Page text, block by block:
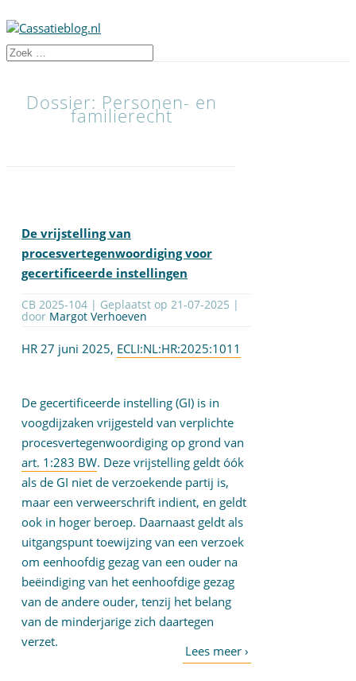
Dossier: Personen- en
familierecht
De vrijstelling van
procesvertegenwoordiging voor
gecertificeerde instellingen
CB 2025-104 | Geplaatst op 21-07-2025 |
door Margot Verhoeven
HR 27 juni 2025, ECLI:NL:HR:2025:1011
De gecertificeerde instelling (GI) is in
voogdijzaken vrijgesteld van verplichte
procesvertegenwoordiging op grond van
art. 1:283 BW. Deze vrijstelling geldt óók
als de GI niet de verzoekende partij is,
maar een verweerschrift indient, en geldt
ook in hoger beroep. Daarnaast geldt als
uitgangspunt toewijzing van een verzoek
om eenhoofdig gezag van een ouder na
beëindiging van het eenhoofdige gezag
van de andere ouder, tenzij het belang
van de minderjarige zich daartegen
verzet.